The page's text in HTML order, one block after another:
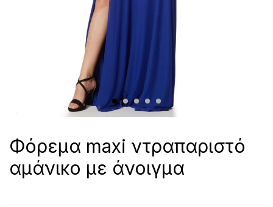
Φόρεμα maxi ντραπαριστό
αμάνικο με άνοιγμα